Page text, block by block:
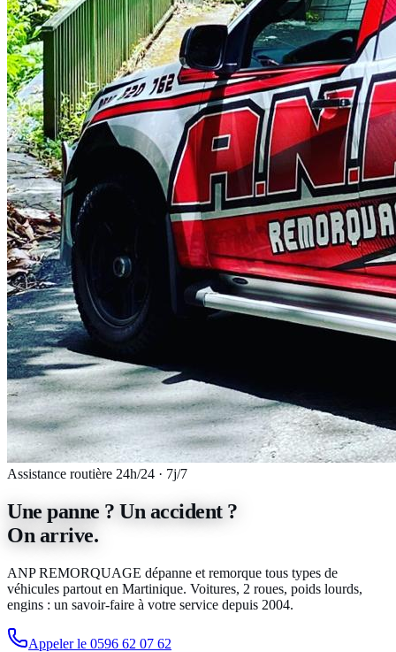
Assistance routière 24h/24 · 7j/7
Une panne ? Un accident ?
On arrive.
ANP REMORQUAGE dépanne et remorque tous types de
véhicules partout en Martinique. Voitures, 2 roues, poids lourds,
engins : un savoir-faire à votre service depuis 2004.
Appeler le 0596 62 07 62